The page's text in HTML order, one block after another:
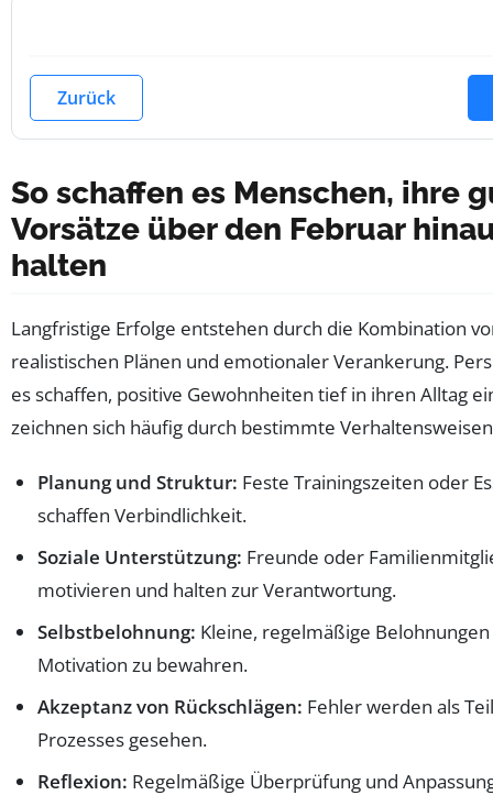
Zurück
So schaffen es Menschen, ihre
Vorsätze über den Februar
halten
Langfristige Erfolge entstehen durch die Kombination
realistischen Plänen und emotionaler Verankerung.
es schaffen, positive Gewohnheiten tief in ihren Alltag
zeichnen sich häufig durch bestimmte
Planung und Struktur: Feste Trainingszeiten oder
schaffen Verbindlichkeit.
Soziale Unterstützung: Freunde oder
motivieren und halten zur Verantwortung.
Selbstbelohnung: Kleine, regelmäßige
Motivation zu bewahren.
Akzeptanz von Rückschlägen: Fehler werden als
Prozesses gesehen.
Reflexion: Regelmäßige Überprüfung und